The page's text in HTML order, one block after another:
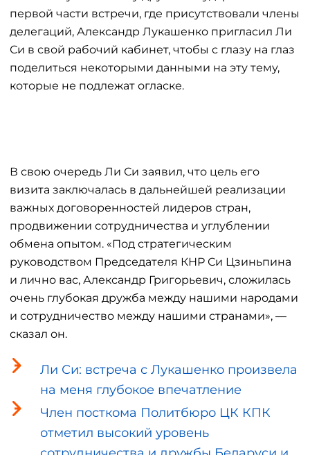
первой части встречи, где присутствовали члены
делегаций, Александр Лукашенко пригласил Ли
Си в свой рабочий кабинет, чтобы с глазу на глаз
поделиться некоторыми данными на эту тему,
которые не подлежат огласке.
В свою очередь Ли Си заявил, что цель его
визита заключалась в дальнейшей реализации
важных договоренностей лидеров стран,
продвижении сотрудничества и углублении
обмена опытом. «Под стратегическим
руководством Председателя КНР Си Цзиньпина
и лично вас, Александр Григорьевич, сложилась
очень глубокая дружба между нашими народами
и сотрудничество между нашими странами», —
сказал он.
Ли Си: встреча с Лукашенко произвела
на меня глубокое впечатление
Член посткома Политбюро ЦК КПК
отметил высокий уровень